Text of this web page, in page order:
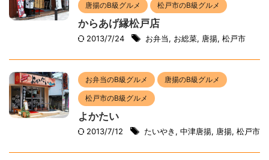
唐揚のB級グルメ 松戸市のB級グルメ
からあげ縁松戸店
2013/7/24 お弁当, お総菜, 唐揚, 松戸市
お弁当のB級グルメ 唐揚のB級グルメ
松戸市のB級グルメ
よかたい
2013/7/12 たいやき , 中津唐揚, 唐揚, 松戸市